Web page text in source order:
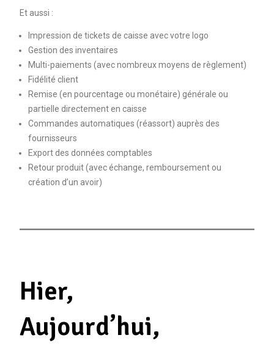
Et aussi :
Impression de tickets de caisse avec votre logo
Gestion des inventaires
Multi-paiements (avec nombreux moyens de règlement)
Fidélité client
Remise (en pourcentage ou monétaire) générale ou
partielle directement en caisse
Commandes automatiques (réassort) auprès des
fournisseurs
Export des données comptables
Retour produit (avec échange, remboursement ou
création d’un avoir)
Hier,
Aujourd’hui,